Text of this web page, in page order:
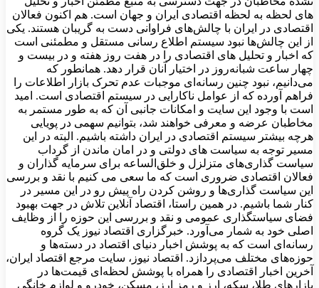
های لحظه به لحظه اقتصادی ایران و جهان است. هم اکنون فعالان
اقتصادی در ایران با چالش‌های فراوانی دست به گریبان هستند. یکی
از این چالش‌ها نبود سیستم اطلاع رسانی مستقل و مطمئنی است
که اخبار و تحلیل های اقتصادی را در هفت روز هفته و در بیست و
چهار ساعت شبانه‌روز در اختیار آنان قرار دهد. همانطور که
می‌دانیم، نبود چنین رسانه‌ای موجبات عدم تحرک بازار اطلاعات را
فراهم آورده که از عوامل ناکارایی در سیستم اقتصادی است. امید
است با وجود این سایت و امکانات جانبی آن که به طور مستمر به
مخاطبان عرضه و معرفی خواهند شد، بتوانیم سهمی در پویایی
هرچه بیشتر سیستم اقتصادی در ایران داشته باشیم. البته در این
مسیر توجه به سیاست های دولتی و در امان ماندن از گرداب
سیاست گذاری‌های متزلزل و خلق‌الساعه برای سرمایه گذاران و
فعالان اقتصادی ضروری است که ما سعی می کنیم با نقد و بررسی
این سیاست گذاری‌ها و روشن کردن راه پیش رو در این مسیر در
کنار شما باشیم. در همین راستا، اقتصاد آنلاین تلاش در جهت بهبود
فضای سیاستگذاری عمومی و نقد و بررسی این حوزه را از وظایف
اصلی خود به شمار می‌آورد. خبرگزاری اقتصاد نیوز یک گروه
رسانه‌ای است که به پوشش اخبار دنیای اقتصاد در دسته‌ها و
حوزه‌های مختلف می‌پردازد. اقتصاد نیوز، سایت مرجع اقتصاد ایران،
آخرین اخبار اقتصادی را همراه با پوشش لحظه‌ای قیمت‌ها در
بازارهای طلا، سکه، ارز و رمز ارز، مسکن، خودرو و لوازم خانگی